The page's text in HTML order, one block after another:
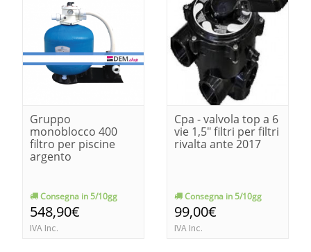
Gruppo
monoblocco 400
filtro per piscine
argento
Consegna in 5/10gg
548,90€
IVA Inc.
Cpa - valvola top a 6
vie 1,5" filtri per filtri
rivalta ante 2017
Consegna in 5/10gg
99,00€
IVA Inc.